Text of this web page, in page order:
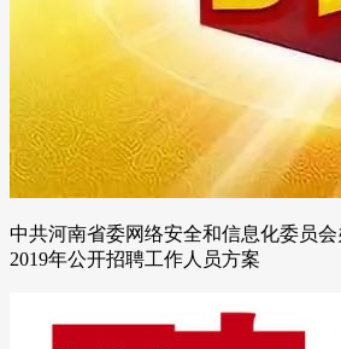
中共河南省委网络安全和信息化委员
2019年公开招聘工作人员方案